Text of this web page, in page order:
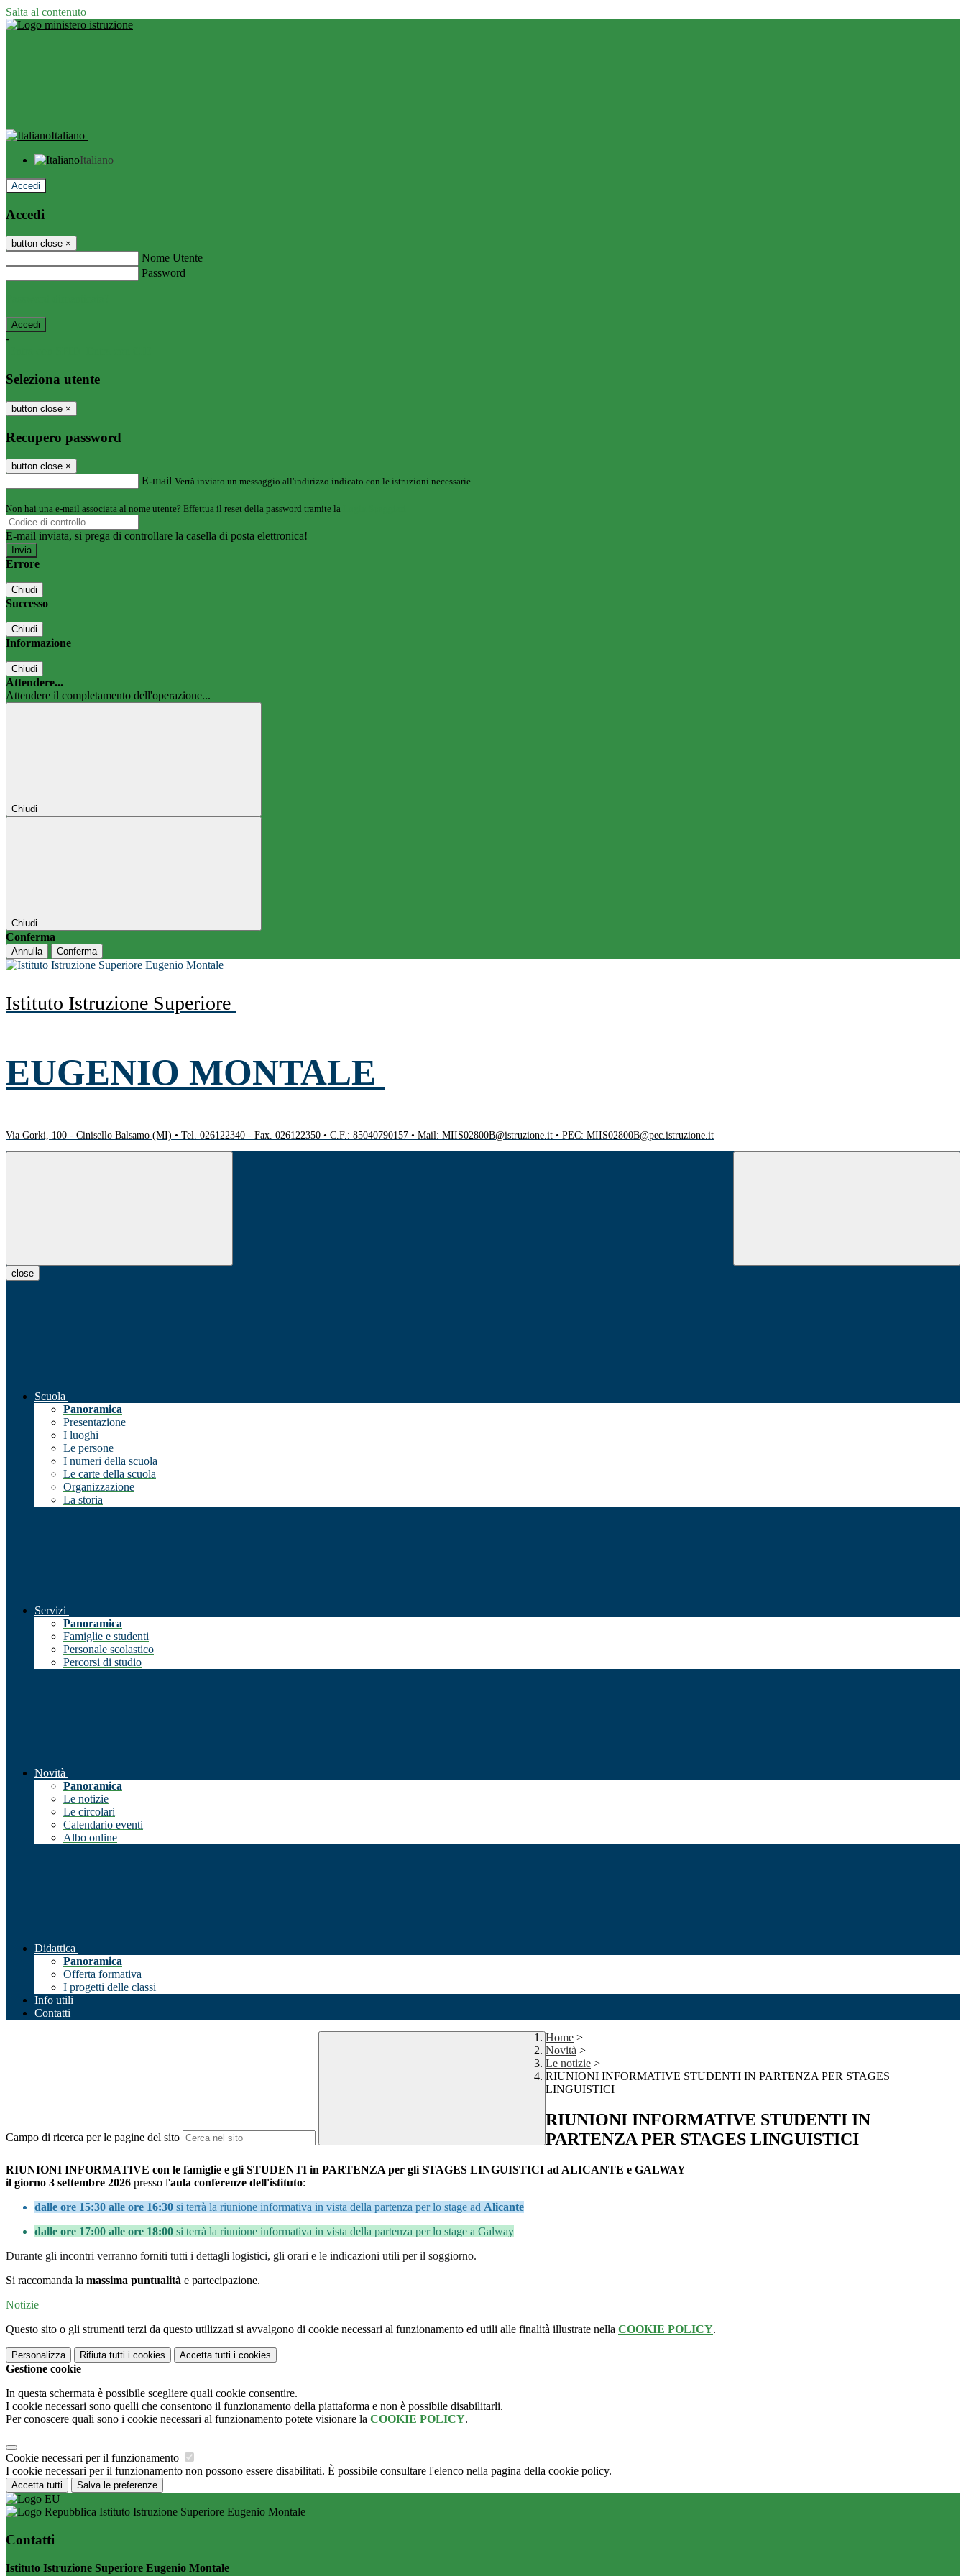
Salta al contenuto
Italiano
Italiano
Accedi
Accedi
button close ×
Nome Utente
Password
-
Seleziona utente
button close ×
Recupero password
button close ×
E-mail Verrà inviato un messaggio all'indirizzo indicato con le istruzioni necessarie.
Non hai una e-mail associata al nome utente? Effettua il reset della password tramite la
E-mail inviata, si prega di controllare la casella di posta elettronica!
Errore
Chiudi
Successo
Chiudi
Informazione
Chiudi
Attendere...
Attendere il completamento dell'operazione...
Chiudi
Chiudi
Conferma
Annulla Conferma
Istituto Istruzione Superiore
EUGENIO MONTALE
Via Gorki, 100 - Cinisello Balsamo (MI) • Tel. 026122340 - Fax. 026122350 • C.F.: 85040790157 • Mail: MIIS02800B@istruzione.it • PEC: MIIS02800B@pec.istruzione.it
close
Scuola
Panoramica
Presentazione
I luoghi
Le persone
I numeri della scuola
Le carte della scuola
Organizzazione
La storia
Servizi
Panoramica
Famiglie e studenti
Personale scolastico
Percorsi di studio
Novità
Panoramica
Le notizie
Le circolari
Calendario eventi
Albo online
Didattica
Panoramica
Offerta formativa
I progetti delle classi
Info utili
Contatti
Campo di ricerca per le pagine del sito
Home >
Novità >
Le notizie >
RIUNIONI INFORMATIVE STUDENTI IN PARTENZA PER STAGES
LINGUISTICI
RIUNIONI INFORMATIVE STUDENTI IN
PARTENZA PER STAGES LINGUISTICI
RIUNIONI INFORMATIVE con le famiglie e gli STUDENTI in PARTENZA per gli STAGES LINGUISTICI ad ALICANTE e GALWAY
il giorno 3 settembre 2026 presso l'aula conferenze dell'istituto:
dalle ore 15:30 alle ore 16:30 si terrà la riunione informativa in vista della partenza per lo stage ad Alicante
dalle ore 17:00 alle ore 18:00 si terrà la riunione informativa in vista della partenza per lo stage a Galway
Durante gli incontri verranno forniti tutti i dettagli logistici, gli orari e le indicazioni utili per il soggiorno.
Si raccomanda la massima puntualità e partecipazione.
Notizie
Questo sito o gli strumenti terzi da questo utilizzati si avvalgono di cookie necessari al funzionamento ed utili alle finalità illustrate nella COOKIE POLICY.
Personalizza Rifiuta tutti i cookies Accetta tutti i cookies
Gestione cookie
In questa schermata è possibile scegliere quali cookie consentire.
I cookie necessari sono quelli che consentono il funzionamento della piattaforma e non è possibile disabilitarli.
Per conoscere quali sono i cookie necessari al funzionamento potete visionare la COOKIE POLICY.
Cookie necessari per il funzionamento
I cookie necessari per il funzionamento non possono essere disabilitati. È possibile consultare l'elenco nella pagina della cookie policy.
Accetta tutti Salva le preferenze
Istituto Istruzione Superiore Eugenio Montale
Contatti
Istituto Istruzione Superiore Eugenio Montale